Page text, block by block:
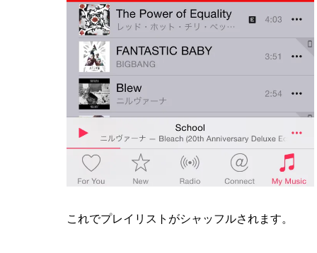
これでプレイリストがシャッフルされます。